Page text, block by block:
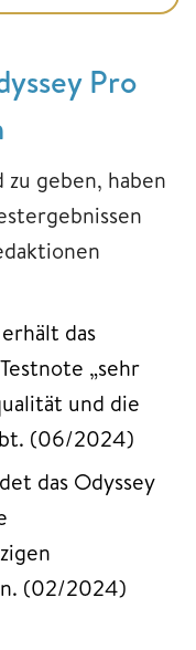
Pro
geben, haben
erhält das
„sehr
und die
(06/2024)
das Odyssey
(02/2024)